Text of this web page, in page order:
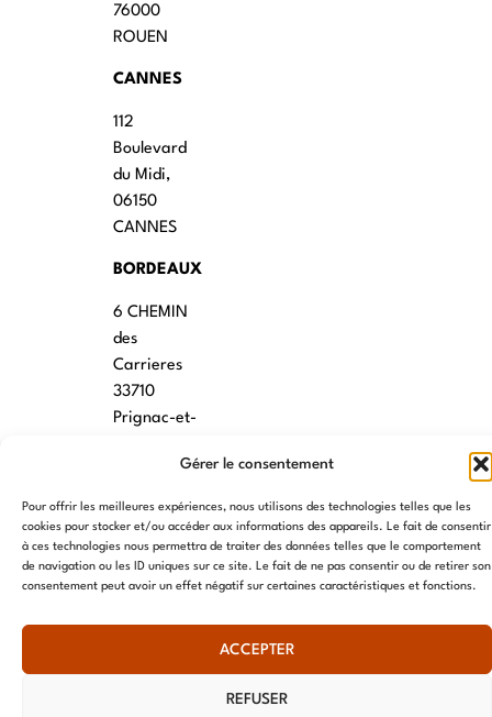
Gérer le consentement
Pour offrir les meilleures expériences, nous utilisons des technologies telles que les
cookies pour stocker et/ou accéder aux informations des appareils. Le fait de consentir
à ces technologies nous permettra de traiter des données telles que le comportement
de navigation ou les ID uniques sur ce site. Le fait de ne pas consentir ou de retirer son
consentement peut avoir un effet négatif sur certaines caractéristiques et fonctions.
ACCEPTER
REFUSER
76000
ROUEN
CANNES
112
Boulevard
du Midi,
06150
CANNES
BORDEAUX
6 CHEMIN
des
Carrieres
33710
Prignac-et-
7 rue des
écoles
34790
© AME 2024, tous droits réservés